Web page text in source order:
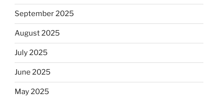
September 2025
August 2025
July 2025
June 2025
May 2025